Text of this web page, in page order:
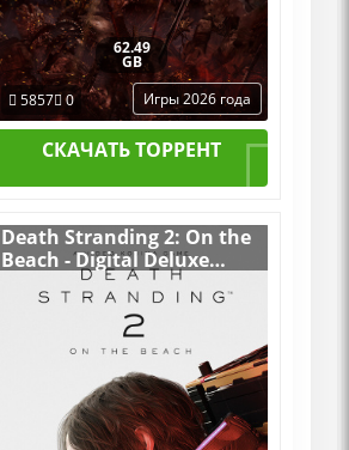
62.49
GB
5857 0 Игры 2026 года
СКАЧАТЬ ТОРРЕНТ
Death Stranding 2: On the
Beach - Digital Deluxe
Edition v.1.0.48.0
[RUS|ENG] (2026) PC
RePack от FitGirl + 2 DLC